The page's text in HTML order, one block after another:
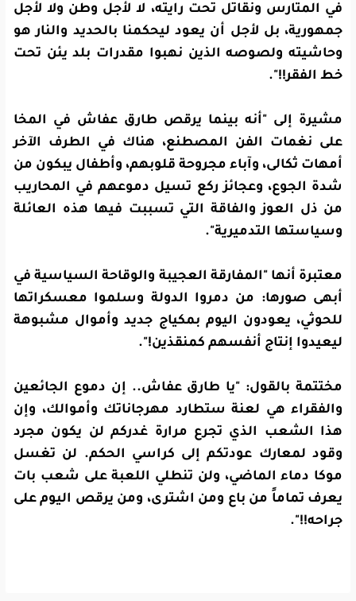
في المتارس ونقاتل تحت رايته، لا لأجل وطن ولا لأجل
جمهورية، بل لأجل أن يعود ليحكمنا بالحديد والنار هو
وحاشيته ولصوصه الذين نهبوا مقدرات بلد يئن تحت
خط الفقر!!".
مشيرة إلى "أنه بينما يرقص طارق عفاش في المخا
على نغمات الفن المصطنع، هناك في الطرف الآخر
أمهات ثكالى، وآباء مجروحة قلوبهم، وأطفال يبكون من
شدة الجوع، وعجائز ركع تسيل دموعهم في المحاريب
من ذل العوز والفاقة التي تسببت فيها هذه العائلة
وسياستها التدميرية".
معتبرة أنها "المفارقة العجيبة والوقاحة السياسية في
أبهى صورها: من دمروا الدولة وسلموا معسكراتها
للحوثي، يعودون اليوم بمكياج جديد وأموال مشبوهة
ليعيدوا إنتاج أنفسهم كمنقذين!".
مختتمة بالقول: "يا طارق عفاش.. إن دموع الجائعين
والفقراء هي لعنة ستطارد مهرجاناتك وأموالك، وإن
هذا الشعب الذي تجرع مرارة غدركم لن يكون مجرد
وقود لمعارك عودتكم إلى كراسي الحكم. لن تغسل
موكا دماء الماضي، ولن تنطلي اللعبة على شعب بات
يعرف تماماً من باع ومن اشترى، ومن يرقص اليوم على
جراحه!!".